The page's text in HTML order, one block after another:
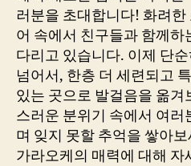
러분을 초대합니다! 화려
어 속에서 친구들과 함께하
다리고 있습니다. 이제 단
넘어서, 한층 더 세련되고
있는 곳으로 발걸음을 옮
스러운 분위기 속에서 여
며 잊지 못할 추억을 쌓아
가라오케의 매력에 대해 자